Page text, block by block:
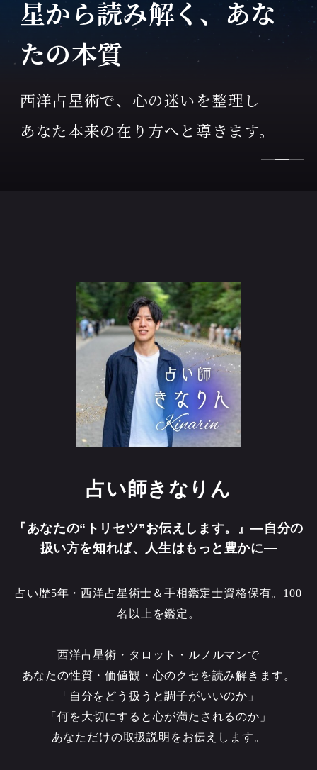
る、今のあなた
迷いや気持ちを整理し、
あなたの中にある答えを引き出しま
す。
占い師きなりん
『あなたの“トリセツ”お伝えします。』―自分の
扱い方を知れば、人生はもっと豊かに―
占い歴5年・西洋占星術士＆手相鑑定士資格保有。100
名以上を鑑定。
西洋占星術・タロット・ルノルマンで
あなたの性質・価値観・心のクセを読み解きます。
「自分をどう扱うと調子がいいのか」
「何を大切にすると心が満たされるのか」
あなただけの取扱説明をお伝えします。